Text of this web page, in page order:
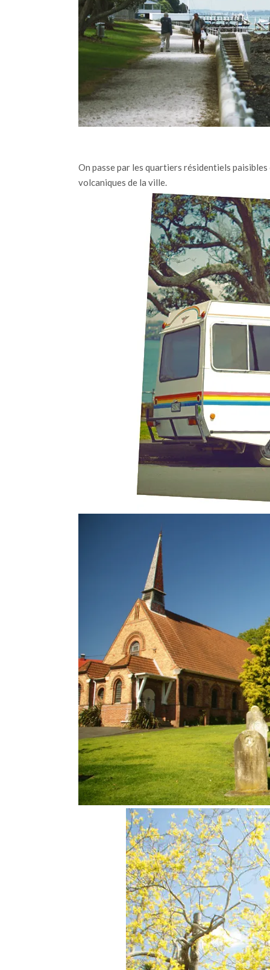
On passe par les quartiers résidentiels
volcaniques de la ville.